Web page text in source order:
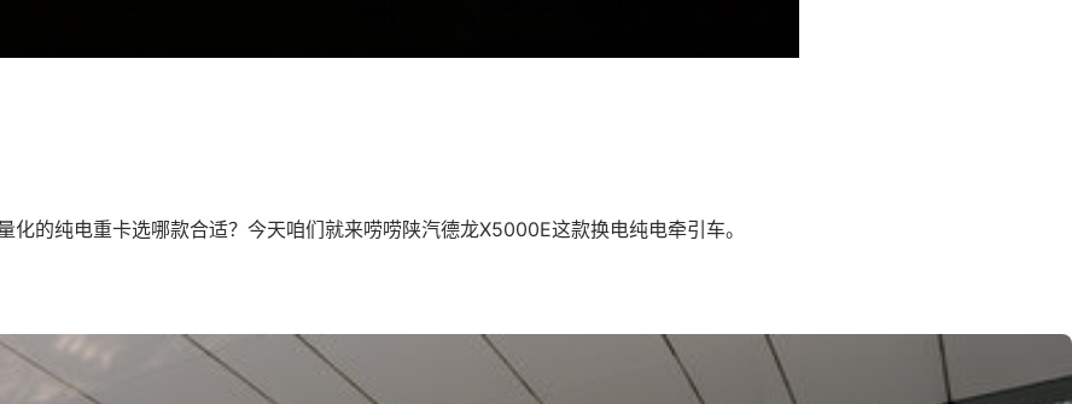
化的纯电重卡选哪款合适？今天咱们就来唠唠陕汽德龙X5000E这款换电纯电牵引车。